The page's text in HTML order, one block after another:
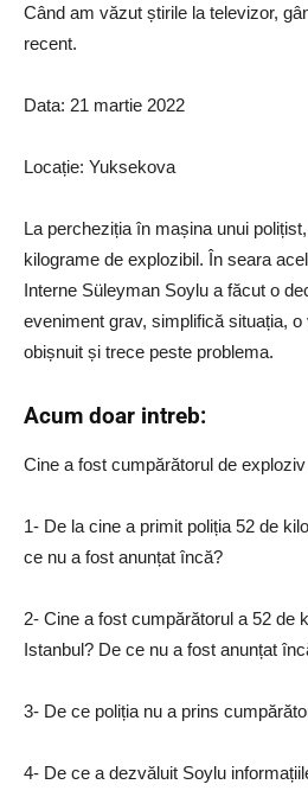
Când am văzut știrile la televizor,
recent.
Data: 21 martie 2022
Locație: Yuksekova
La percheziția în mașina unui
kilograme de explozibil. În seara
Interne Süleyman Soylu a făcut o
eveniment grav, simplifică situația,
obișnuit și trece peste problema.
Acum doar intreb:
Cine a fost cumpărătorul de
1- De la cine a primit poliția 52 de
ce nu a fost anunțat încă?
2- Cine a fost cumpărătorul a 52 de
Istanbul? De ce nu a fost anunțat
3- De ce poliția nu a prins
4- De ce a dezvăluit Soylu